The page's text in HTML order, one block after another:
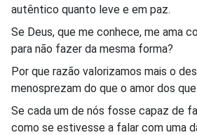
autêntico quanto leve e em paz.
Se Deus, que me conhece, me ama
para não fazer da mesma forma?
Por que razão valorizamos mais o
menosprezam do que o amor dos
Se cada um de nós fosse capaz de
como se estivesse a falar com uma